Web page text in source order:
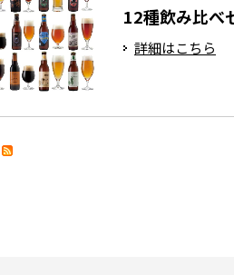
12種飲み比べ
詳細はこちら